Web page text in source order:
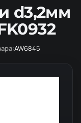
d3,2мм
AW6845